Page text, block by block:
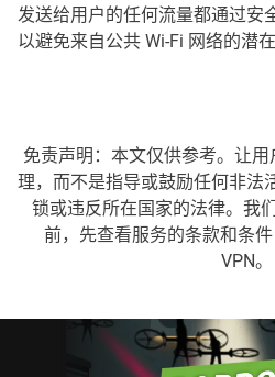
发送给用户的任何流量都通过安
以避免来自公共 Wi-Fi 网络的潜在
免责声明：本文仅供参考。让
理，而不是指导或鼓励任何非法
锁或违反所在国家的法律。我
前，先查看服务的条款和条
VPN。